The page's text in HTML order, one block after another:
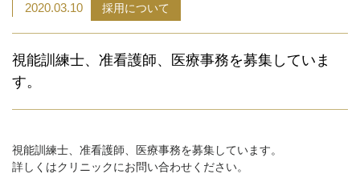
2020.03.10 採用について
視能訓練士、准看護師、医療事務を募集していま
す。
視能訓練士、准看護師、医療事務を募集しています。
詳しくはクリニックにお問い合わせください。